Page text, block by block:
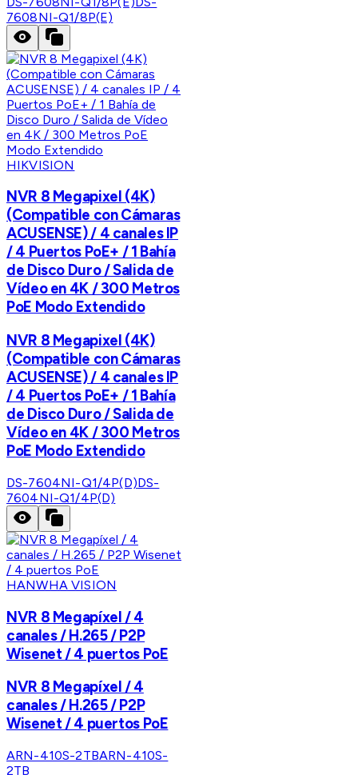
7608NI-Q1/8P(E)
HIKVISION
NVR 8 Megapixel (4K)
(Compatible con Cámaras
ACUSENSE) / 4 canales IP
/ 4 Puertos PoE+ / 1 Bahía
de Disco Duro / Salida de
Vídeo en 4K / 300 Metros
PoE Modo Extendido
NVR 8 Megapixel (4K)
(Compatible con Cámaras
ACUSENSE) / 4 canales IP
/ 4 Puertos PoE+ / 1 Bahía
de Disco Duro / Salida de
Vídeo en 4K / 300 Metros
PoE Modo Extendido
DS-7604NI-Q1/4P(D)DS-
7604NI-Q1/4P(D)
HANWHA VISION
NVR 8 Megapíxel / 4
canales / H.265 / P2P
Wisenet / 4 puertos PoE
NVR 8 Megapíxel / 4
canales / H.265 / P2P
Wisenet / 4 puertos PoE
ARN-410S-2TBARN-410S-
2TB